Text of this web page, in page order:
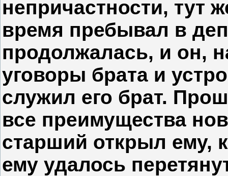
непричастности, тут
время пребывал в
продолжалась, и он,
уговоры брата и
служил его брат.
все преимущества
старший открыл ему,
ему удалось